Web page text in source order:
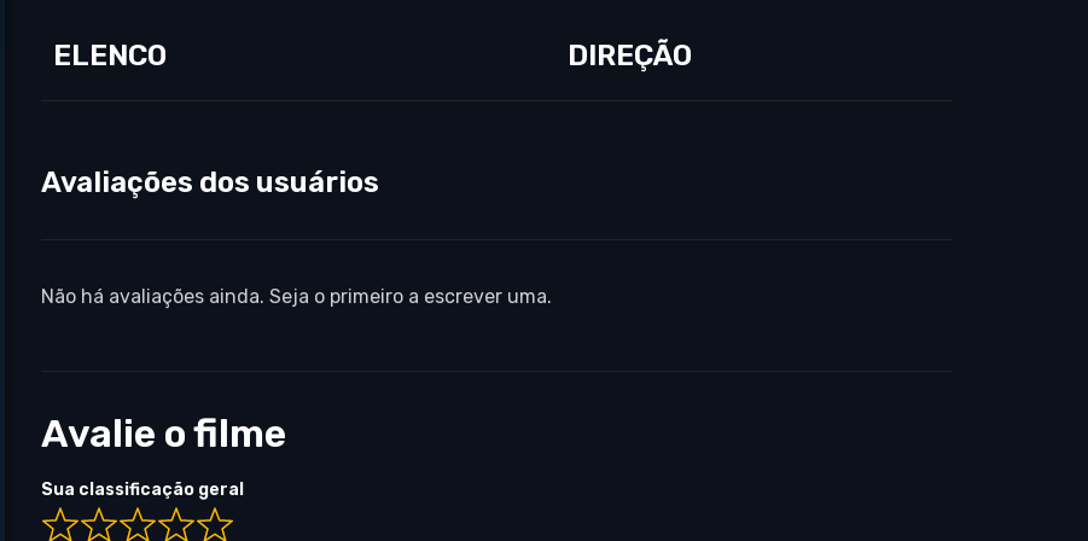
ELENCO DIREÇÃO
Avaliações dos usuários
Não há avaliações ainda. Seja o primeiro a escrever uma.
Avalie o filme
Sua classificação geral